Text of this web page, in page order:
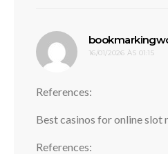
16/01/2026 ÀS 01:15
References:
Best casinos for online slot
References: